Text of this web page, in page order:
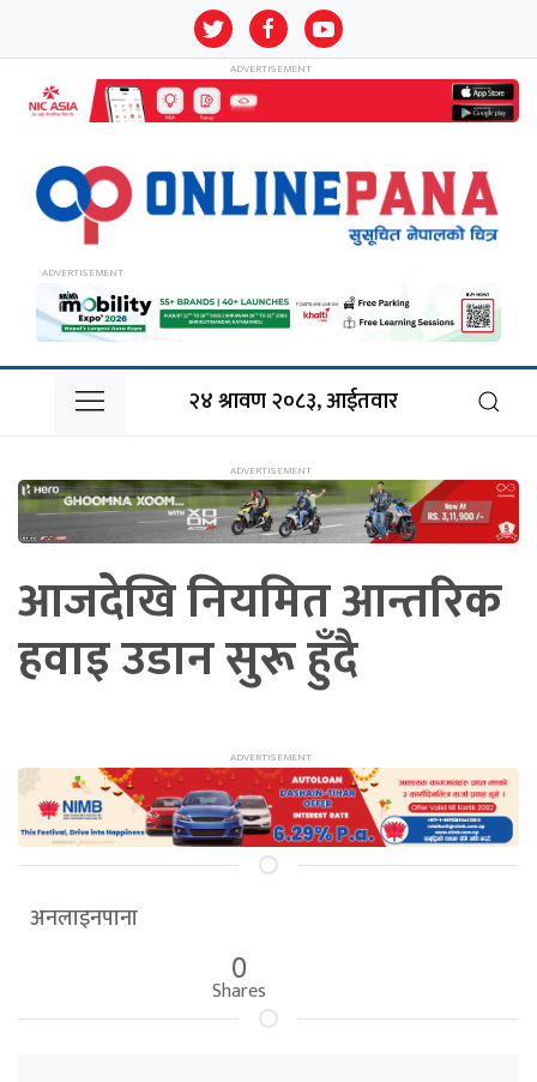
२४ श्रावण २०८३, आईतवार
आजदेखि नियमित आन्तरिक
हवाइ उडान सुरू हुँदै
अनलाइनपाना
0
Shares